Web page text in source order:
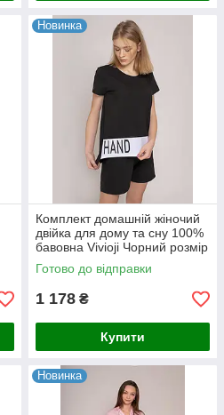
Новинка
Комплект домашній жіночий
двійка для дому та сну 100%
бавовна Vivioji Чорний розмір
S (12315)
Готово до відправки
1 178 ₴
Купити
Новинка